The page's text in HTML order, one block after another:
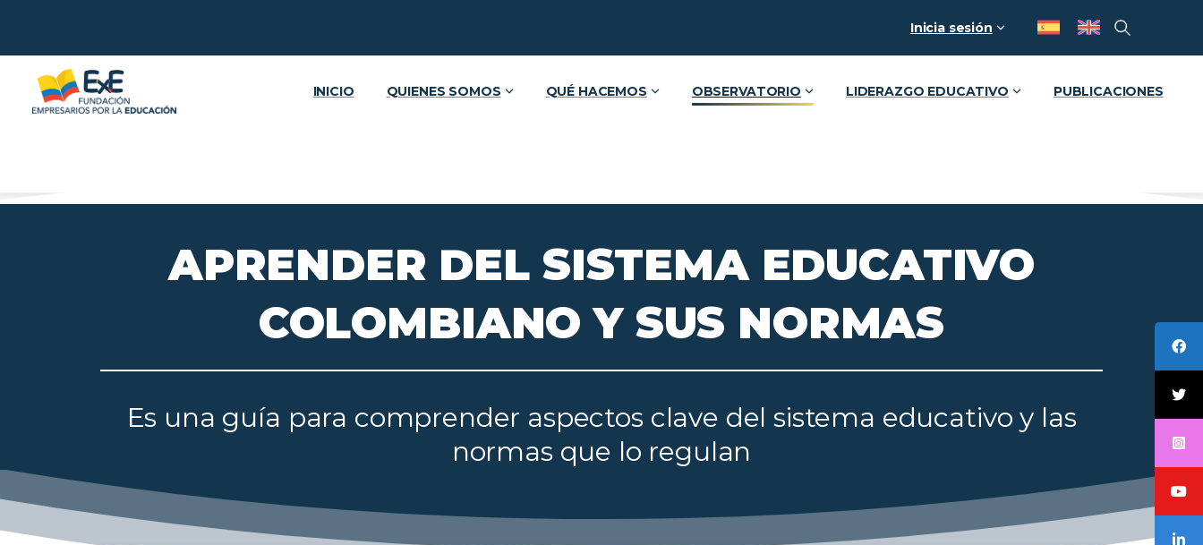
Inicia sesión
INICIO QUIENES SOMOS QUÉ HACEMOS OBSERVATORIO LIDERAZGO EDUCATIVO PUBLICACIONES
APRENDER DEL SISTEMA EDUCATIVO
COLOMBIANO Y SUS NORMAS
Es una guía para comprender aspectos clave del sistema educativo y las
normas que lo regulan